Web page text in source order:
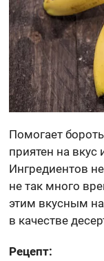
Помогает
приятен на вкус
Ингредиентов
не так много
этим вкусным
в качестве
Рецепт: